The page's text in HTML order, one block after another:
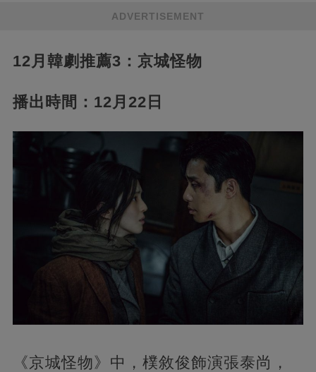
ADVERTISEMENT
12月韓劇推薦3：京城怪物
播出時間：12月22日
《京城怪物》中，樸敘俊飾演張泰尚，